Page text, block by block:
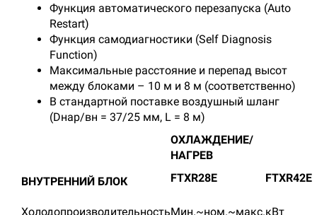
Функция автоматического перезапуска (Auto
Restart)
Функция самодиагностики (Self Diagnosis
Function)
Максимальные расстояние и перепад высот
между блоками – 10 м и 8 м (соответственно)
В стандартной поставке воздушный шланг
(Dнар/вн = 37/25 мм, L = 8 м)
ОХЛАЖДЕНИЕ/
НАГРЕВ
ВНУТРЕННИЙ БЛОК
FTXR28E FTXR42E
ХолодопроизводительностьМин.~ном.~макс.кВт